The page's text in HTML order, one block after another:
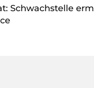
Schwachstelle